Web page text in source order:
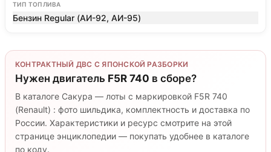
ТИП ТОПЛИВА
Бензин Regular (АИ-92, АИ-95)
КОНТРАКТНЫЙ ДВС С ЯПОНСКОЙ РАЗБОРКИ
Нужен двигатель F5R 740 в сборе?
В каталоге Сакура — лоты с маркировкой F5R 740
(Renault) : фото шильдика, комплектность и доставка по
России. Характеристики и ресурс смотрите на этой
странице энциклопедии — покупать удобнее в каталоге
по коду.